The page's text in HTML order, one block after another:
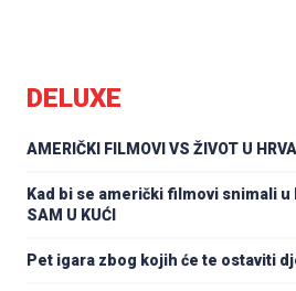
DELUXE
AMERIČKI FILMOVI VS ŽIVOT U
Kad bi se američki filmovi snimali
SAM U KUĆI
Pet igara zbog kojih će te ostaviti